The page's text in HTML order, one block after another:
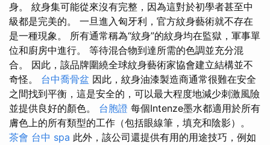
身。 紋身集可能從來沒有完整，因為這對於初學者甚至中
級都是完美的。 一旦進入匈牙利，官方紋身藝術就不存在
是一種現象。 所有通常稱為“紋身”的紋身均在監獄，軍事單
位和廚房中進行。 等待混合物到達所需的色調並充分混
合。 因此，該品牌圍繞全球紋身藝術家協會建立結構並不
奇怪。 台中喬骨盆 因此，紋身油漆製造商通常很難在安全
之間找到平衡，這是安全的，可以最大程度地減少刺激風險
並提供良好的顏色。 台胞證 每個Intenze墨水都適用於所有
膚色上的所有類型的工作（包括眼線筆，填充和陰影）。
茶會 台中 spa 此外，該公司還提供有用的用途技巧，例如